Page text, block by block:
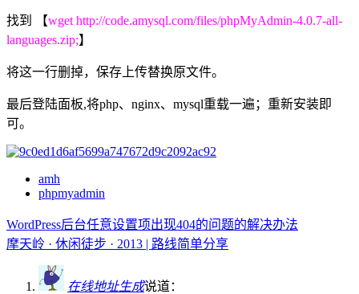
找到 【wget http://code.amysql.com/files/phpMyAdmin-4.0.7-all-
languages.zip;】
将这一行删掉，保存上传替换原文件。
最后登陆面板,将php、nginx、mysql重载一遍；重新安装即
可。
amh
phpmyadmin
WordPress后台任意设置项出现404的问题的解决办法
摩天岭 · 休闲徒步 · 2013 | 路线简单分享
在线地址生成说道：